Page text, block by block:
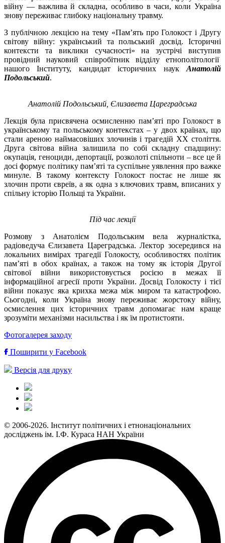
війну — важлива й складна, особливо в часи, коли Україна
знову переживає глибоку національну травму.
З публічною лекцією на тему «Пам’ять про Голокост і Другу
світову війну: український та польський досвід. Історичні
контексти та виклики сучасності» на зустрічі виступив
провідний науковий співробітник відділу етнополітології
нашого Інституту, кандидат історичних наук Анатолій
Подольський.
Анатолій Подольський, Єлизавета Цареградська
Лекція була присвячена осмисленню пам’яті про Голокост в
українському та польському контекстах – у двох країнах, що
стали ареною наймасовіших злочинів і трагедій ХХ століття.
Друга світова війна залишила по собі складну спадщину:
окупація, геноциди, депортації, розколоті спільноти – все це й
досі формує політику пам’яті та суспільне уявлення про важке
минуле. В такому контексту Голокост постає не лише як
злочин проти євреїв, а як одна з ключових травм, вписаних у
спільну історію Польщі та України.
Під час лекції
Розмову з Анатолієм Подольським вела журналістка,
радіоведуча Єлизавета Цареградська. Лектор зосередився на
локальних вимірах трагедії Голокосту, особливостях політик
пам’яті в обох країнах, а також на тому як історія Другої
світової війни використовується росією в межах її
інформаційної агресії проти України. Досвід Голокосту і тієї
війни показує яка крихка межа між миром та катастрофою.
Сьогодні, коли Україна знову переживає жорстоку війну,
осмислення цих історичних травм допомагає нам краще
зрозуміти механізми насильства і як їм протистояти.
Фотогалерея заходу
Поширити у Facebook
Версія для друку
© 2006-2026. Інститут політичних і етнонаціональних
досліджень ім. І.Ф. Кураса НАН України